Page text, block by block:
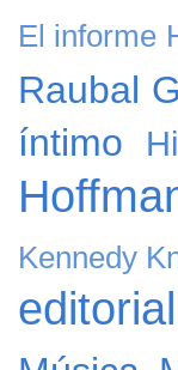
El informe
Raubal
íntimo
Kennedy
editorial